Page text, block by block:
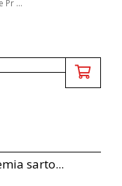
Pr ...
sarto...